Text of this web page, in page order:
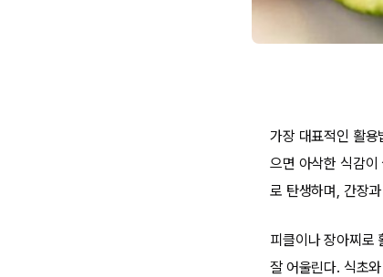
가장 대표적인 활
으면 아삭한 식감
로 탄생하며, 간장
피클이나 장아찌로
잘 어울린다. 식초